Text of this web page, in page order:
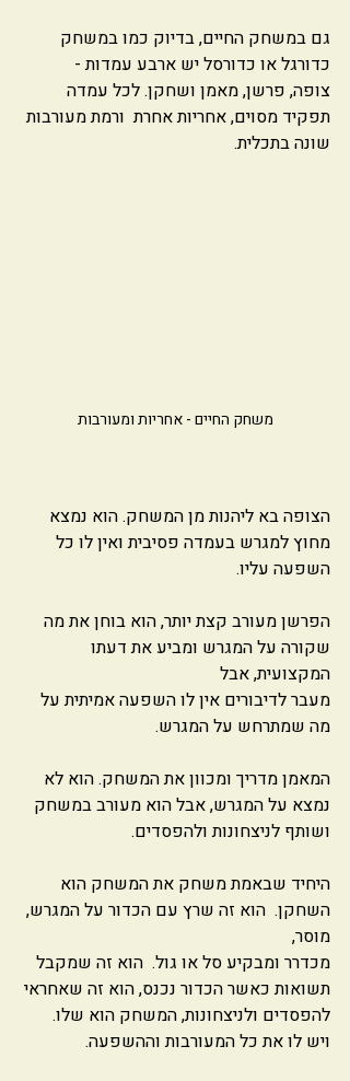
גם במשחק החיים, בדיוק כמו במשחק
כדורגל או כדורסל יש ארבע עמדות -
צופה, פרשן, מאמן ושחקן. לכל עמדה
תפקיד מסוים, אחריות אחרת  ורמת מעורבות
שונה בתכלית.
משחק החיים - אחריות ומעורבות
הצופה בא ליהנות מן המשחק. הוא נמצא
מחוץ למגרש בעמדה פסיבית ואין לו כל
השפעה עליו.
הפרשן מעורב קצת יותר, הוא בוחן את מה
שקורה על המגרש ומביע את דעתו
המקצועית, אבל
מעבר לדיבורים אין לו השפעה אמיתית על
מה שמתרחש על המגרש.
המאמן מדריך ומכוון את המשחק. הוא לא
נמצא על המגרש, אבל הוא מעורב במשחק
ושותף לניצחונות ולהפסדים.
היחיד שבאמת משחק את המשחק הוא
השחקן.  הוא זה שרץ עם הכדור על המגרש,
מוסר,
מכדרר ומבקיע סל או גול.  הוא זה שמקבל
תשואות כאשר הכדור נכנס, הוא זה שאחראי
להפסדים ולניצחונות, המשחק הוא שלו.
ויש לו את כל המעורבות וההשפעה.